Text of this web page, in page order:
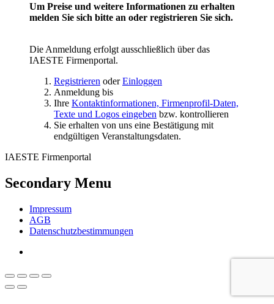
Um Preise und weitere Informationen zu erhalten
melden Sie sich bitte an oder registrieren Sie sich.
Die Anmeldung erfolgt ausschließlich über das
IAESTE Firmenportal.
Registrieren oderEinloggen
Anmeldung bis
Ihre Kontaktinformationen, Firmenprofil-Daten,
Texte und Logos eingeben bzw. kontrollieren
Sie erhalten von uns eine Bestätigung mit
endgültigen Veranstaltungsdaten.
IAESTE Firmenportal
Secondary Menu
Impressum
AGB
Datenschutzbestimmungen